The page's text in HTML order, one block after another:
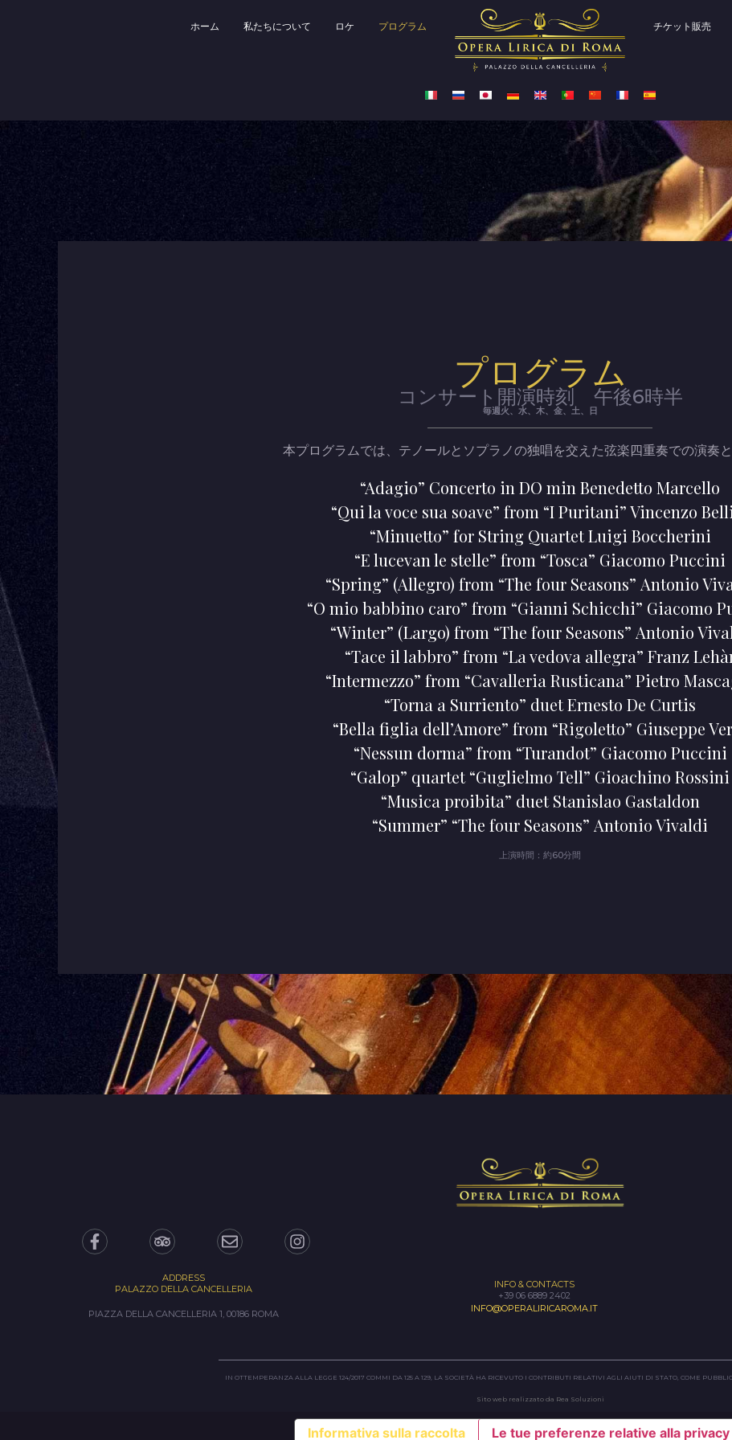
ホーム 私たちについて ロケ プログラム チケット販売
プログラム
コンサート開演時刻 午後6時半
毎週火、水、木、金、土、日
本プログラムでは、テノールとソプラノの独唱を交えた弦楽四重奏での演奏と
“Adagio” Concerto in DO min Benedetto Marcello
“Qui la voce sua soave” from “I Puritani” Vincenzo
“Minuetto” for String Quartet Luigi Boccherini
“E lucevan le stelle” from “Tosca” Giacomo Puccini
“Spring” (Allegro) from “The four Seasons” Antonio
“O mio babbino caro” from “Gianni Schicchi” Giacomo
“Winter” (Largo) from “The four Seasons” Antonio
“Tace il labbro” from “La vedova allegra” Franz
“Intermezzo” from “Cavalleria Rusticana” Pietro
“Torna a Surriento” duet Ernesto De Curtis
“Bella figlia dell’Amore” from “Rigoletto” Giuseppe
“Nessun dorma” from “Turandot” Giacomo Puccini
“Galop” quartet “Guglielmo Tell” Gioachino Rossini
“Musica proibita” duet Stanislao Gastaldon
“Summer” “The four Seasons” Antonio Vivaldi
上演時間：約60分間
ADDRESS
PALAZZO DELLA CANCELLERIA
PIAZZA DELLA CANCELLERIA 1, 00186 ROMA
INFO & CONTACTS
+39 06 6889 2402
INFO@OPERALIRICAROMA.IT
IN OTTEMPERANZA ALLA LEGGE 124/2017 COMMI DA 125 A 129, LA SOCIETÀ HA RICEVUTO I CONTRIBUTI RELATIVI AGLI AIUTI DI STATO, COME
Sito web realizzato da Rea Soluzioni
Informativa sulla raccolta Le tue preferenze relative alla privacy